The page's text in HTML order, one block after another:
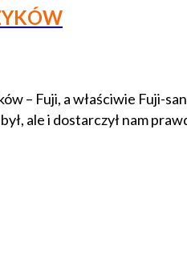
– Fuji, a właściwie Fuji-
ale i dostarczył nam